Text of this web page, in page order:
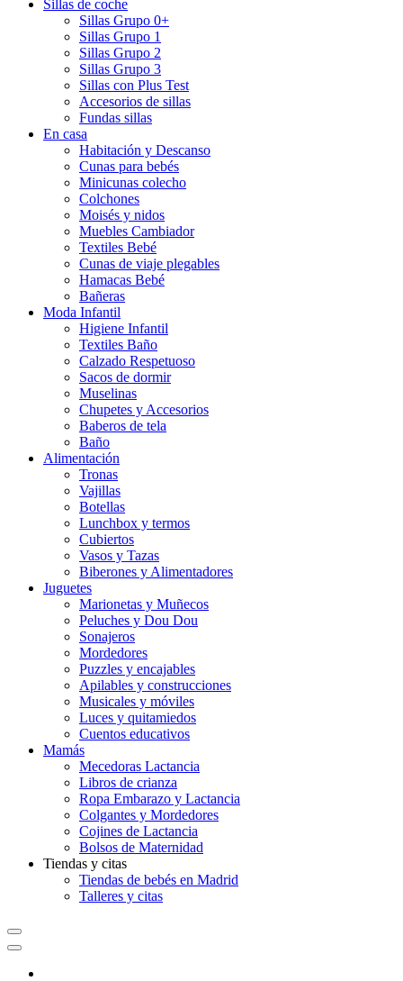
Sillas de coche
Sillas Grupo 0+
Sillas Grupo 1
Sillas Grupo 2
Sillas Grupo 3
Sillas con Plus Test
Accesorios de sillas
Fundas sillas
En casa
Habitación y Descanso
Cunas para bebés
Minicunas colecho
Colchones
Moisés y nidos
Muebles Cambiador
Textiles Bebé
Cunas de viaje plegables
Hamacas Bebé
Bañeras
Moda Infantil
Higiene Infantil
Textiles Baño
Calzado Respetuoso
Sacos de dormir
Muselinas
Chupetes y Accesorios
Baberos de tela
Baño
Alimentación
Tronas
Vajillas
Botellas
Lunchbox y termos
Cubiertos
Vasos y Tazas
Biberones y Alimentadores
Juguetes
Marionetas y Muñecos
Peluches y Dou Dou
Sonajeros
Mordedores
Puzzles y encajables
Apilables y construcciones
Musicales y móviles
Luces y quitamiedos
Cuentos educativos
Mamás
Mecedoras Lactancia
Libros de crianza
Ropa Embarazo y Lactancia
Colgantes y Mordedores
Cojines de Lactancia
Bolsos de Maternidad
Tiendas y citas
Tiendas de bebés en Madrid
Talleres y citas